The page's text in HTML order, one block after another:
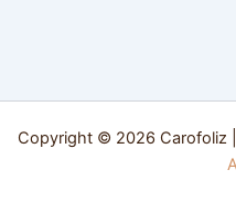
Copyright © 2026 Carofoliz